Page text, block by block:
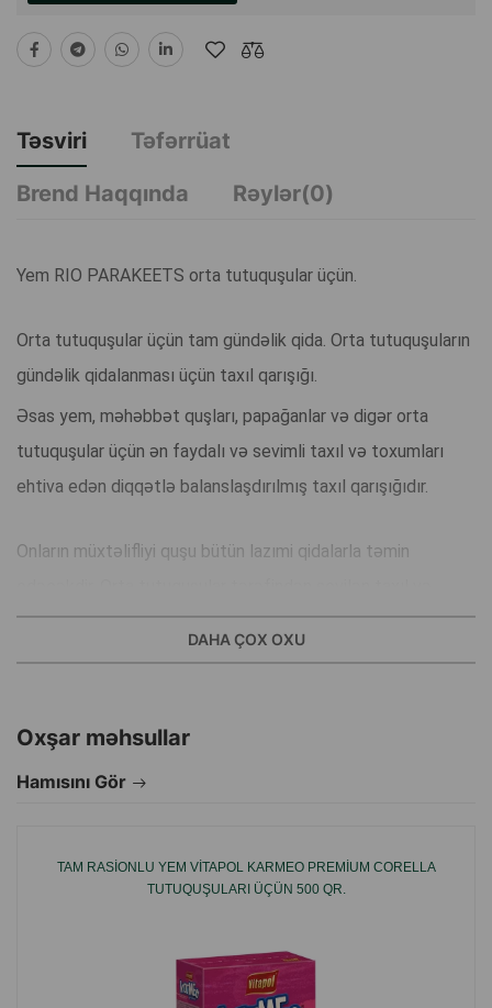
Təsviri
Təfərrüat
Brend Haqqında
Rəylər(0)
Yem RIO PARAKEETS orta tutuquşular üçün.
Orta tutuquşular üçün tam gündəlik qida. Orta tutuquşuların
gündəlik qidalanması üçün taxıl qarışığı.
Əsas yem, məhəbbət quşları, papağanlar və digər orta
tutuquşular üçün ən faydalı və sevimli taxıl və toxumları
ehtiva edən diqqətlə balanslaşdırılmış taxıl qarışığıdır.
Onların müxtəlifliyi quşu bütün lazımi qidalarla təmin
toxumları ehtiva edir.
RIO - parlaq, aktiv, enerjili quşlar üçün!
Bir tutuquşu necə təsəvvür edirsiniz? Enerjili, parlaq,
meyvələr və s. daxildir.
komponentləri sahibinin yaxşı əhval-ruhiyyəsi və diqqətidir.
Məhz buna görə də RIO brendinin geniş çeşidinə təkcə
DAHA ÇOX OXU
Oxşar məhsullar
Hamısını Gör
TAM RASIONLU YEM VITAPOL KARMEO PREMIUM CORELLA
TUTUQUŞULARI ÜÇÜN 500 QR.